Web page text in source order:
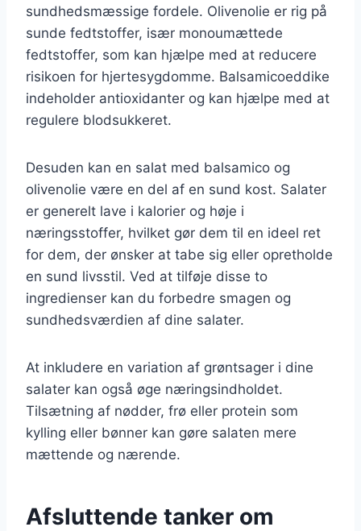
sundhedsmæssige fordele. Olivenolie er rig på
sunde fedtstoffer, især monoumættede
fedtstoffer, som kan hjælpe med at reducere
risikoen for hjertesygdomme. Balsamicoeddike
indeholder antioxidanter og kan hjælpe med at
regulere blodsukkeret.
Desuden kan en salat med balsamico og
olivenolie være en del af en sund kost. Salater
er generelt lave i kalorier og høje i
næringsstoffer, hvilket gør dem til en ideel ret
for dem, der ønsker at tabe sig eller opretholde
en sund livsstil. Ved at tilføje disse to
ingredienser kan du forbedre smagen og
sundhedsværdien af dine salater.
At inkludere en variation af grøntsager i dine
salater kan også øge næringsindholdet.
Tilsætning af nødder, frø eller protein som
kylling eller bønner kan gøre salaten mere
mættende og nærende.
Afsluttende tanker om